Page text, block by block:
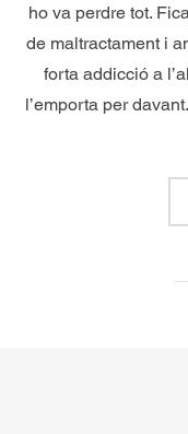
ho va perdre tot.
de maltractament i
forta addicció a
l’emporta per